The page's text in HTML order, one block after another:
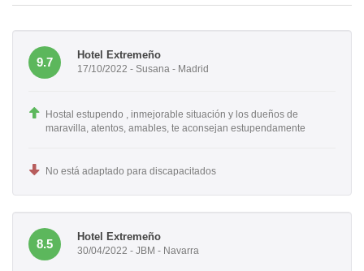
9.7
Hotel Extremeño
17/10/2022 - Susana - Madrid
Hostal estupendo , inmejorable situación y los dueños de
maravilla, atentos, amables, te aconsejan estupendamente
No está adaptado para discapacitados
8.5
Hotel Extremeño
30/04/2022 - JBM - Navarra